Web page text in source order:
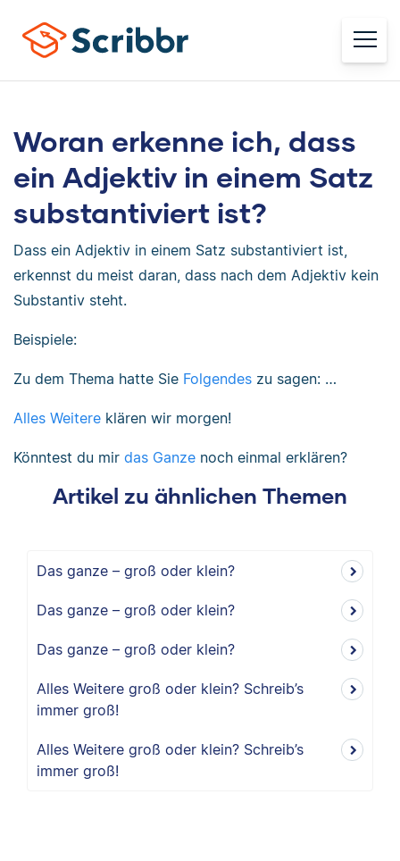
Woran erkenne ich, dass
ein Adjektiv in einem Satz
substantiviert ist?
Dass ein Adjektiv in einem Satz substantiviert ist,
erkennst du meist daran, dass nach dem Adjektiv kein
Substantiv steht.
Beispiele:
Zu dem Thema hatte Sie Folgendes zu sagen: …
Alles Weitere klären wir morgen!
Könntest du mir das Ganze noch einmal erklären?
Artikel zu ähnlichen Themen
Das ganze – groß oder klein?
Das ganze – groß oder klein?
Das ganze – groß oder klein?
Alles Weitere groß oder klein? Schreib’s
immer groß!
Alles Weitere groß oder klein? Schreib’s
immer groß!